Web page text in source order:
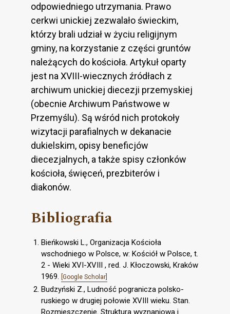
odpowiedniego utrzymania. Prawo
cerkwi unickiej zezwalało świeckim,
którzy brali udział w życiu religijnym
gminy, na korzystanie z części gruntów
należących do kościoła. Artykuł oparty
jest na XVIII-wiecznych źródłach z
archiwum unickiej diecezji przemyskiej
(obecnie Archiwum Państwowe w
Przemyślu). Są wśród nich protokoły
wizytacji parafialnych w dekanacie
dukielskim, opisy beneficjów
diecezjalnych, a także spisy członków
kościoła, święceń, prezbiterów i
diakonów.
Bibliografia
Bieńkowski L., Organizacja Kościoła
wschodniego w Polsce, w: Kościół w Polsce, t.
2 - Wieki XVI-XVIII , red. J. Kłoczowski, Kraków
1969.
[Google Scholar]
Budzyński Z., Ludność pogranicza polsko-
ruskiego w drugiej połowie XVIII wieku. Stan.
Rozmieszczenie. Struktura wyznaniowa i